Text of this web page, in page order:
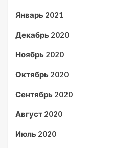
Январь 2021
Декабрь 2020
Ноябрь 2020
Октябрь 2020
Сентябрь 2020
Август 2020
Июль 2020